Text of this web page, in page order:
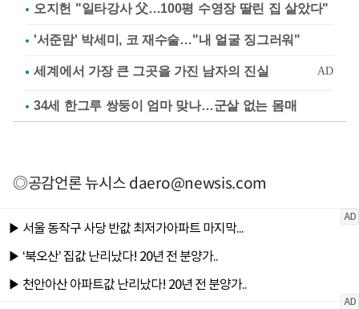
오지헌 "일타강사 父…100평 수영장 딸린 집 살았다"
'서준맘' 박세미, 코 재수술…"내 얼굴 징그러워"
34세 한그루 쌍둥이 엄마 맞나…군살 없는 몸매
◎공감언론 뉴시스daero@newsis.com